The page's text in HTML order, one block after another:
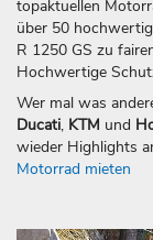
topaktuellen
über 50
R 1250 GS zu
Hochwertige
Wer mal was
Ducati, KTM und
wieder Highlights
Motorrad mieten